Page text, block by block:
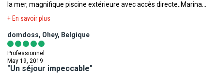
terroriste.
la mer, magnifique piscine extérieure avec accès directe..Marina
privée a proximité..
+ En savoir plus
domdoss, Ohey, Belgique
Professionnel
May 19, 2019
"Un séjour impeccable"